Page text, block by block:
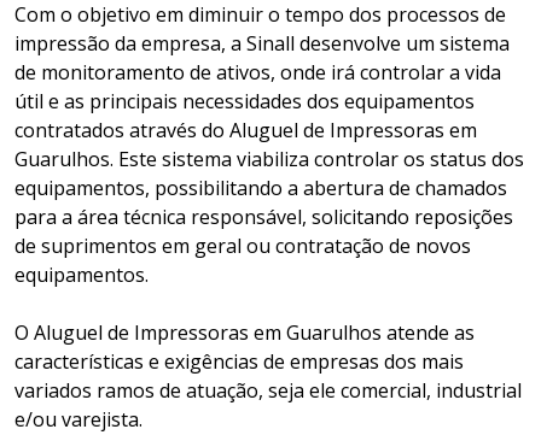
Com o objetivo em diminuir o tempo dos processos de
impressão da empresa, a Sinall desenvolve um sistema
de monitoramento de ativos, onde irá controlar a vida
útil e as principais necessidades dos equipamentos
contratados através do Aluguel de Impressoras em
Guarulhos. Este sistema viabiliza controlar os status dos
equipamentos, possibilitando a abertura de chamados
para a área técnica responsável, solicitando reposições
de suprimentos em geral ou contratação de novos
equipamentos.
O Aluguel de Impressoras em Guarulhos atende as
características e exigências de empresas dos mais
variados ramos de atuação, seja ele comercial, industrial
e/ou varejista.